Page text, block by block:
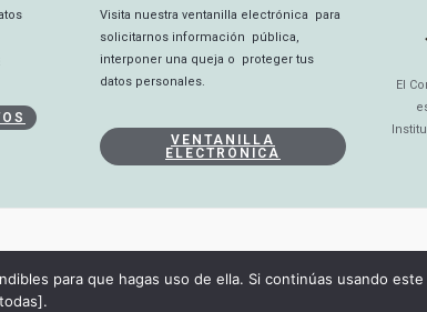
Visita nuestra ventanilla electrónica para
solicitarnos información pública,
interponer una queja o proteger tus
datos personales.
VENTANILLA
ELECTRÓNICA
El
para que hagas uso de ella. Si continúas usando